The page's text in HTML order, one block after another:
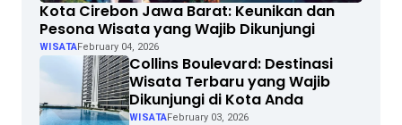
Kota Cirebon Jawa Barat: Keunikan dan
Pesona Wisata yang Wajib Dikunjungi
WISATAFebruary 04, 2026
Collins Boulevard: Destinasi
Wisata Terbaru yang Wajib
Dikunjungi di Kota Anda
WISATAFebruary 03, 2026